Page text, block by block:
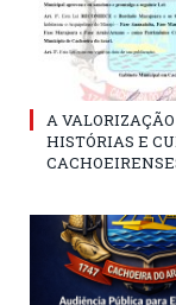
A
HISTÓRIAS E